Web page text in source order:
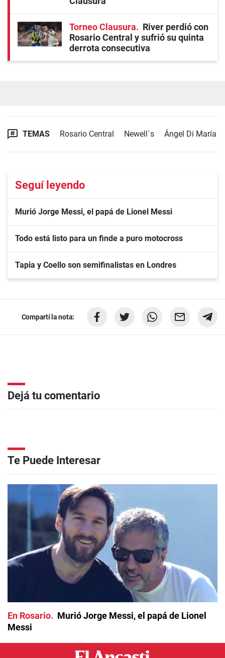
Torneo Clausura
River perdió con
Rosario Central y sufrió su quinta
derrota consecutiva
TEMAS Rosario Central Newell´s Ángel Di María
Seguí leyendo
Murió Jorge Messi, el papá de Lionel Messi
Todo está listo para un finde a puro motocross
Tapia y Coello son semifinalistas en Londres
Compartí la nota:
Dejá tu comentario
Te Puede Interesar
En Rosario
Murió Jorge Messi, el papá de Lionel
Messi